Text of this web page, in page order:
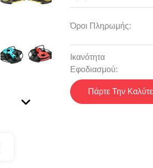
Όροι Πληρωμής:
Ικανότητα
Εφοδιασμού:
Πάρτε Την